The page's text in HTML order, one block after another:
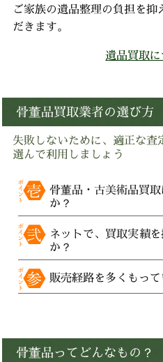
ご家族の遺品整理の負担を
だきます。
遺品買取
骨董品買取業者の選び方
失敗しないために、適正な査
選んで利用しましょう
骨董品・古美術品買
か？
ネットで、買取実績
か？
販売経路を多くもっ
骨董品ってどんなもの？